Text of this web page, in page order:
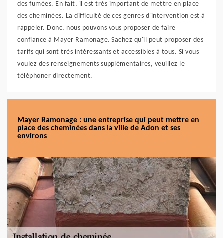
des fumées. En fait, il est très important de mettre en place
des cheminées. La difficulté de ces genres d'intervention est à
rappeler. Donc, nous pouvons vous proposer de faire
confiance à Mayer Ramonage. Sachez qu'il peut proposer des
tarifs qui sont très intéressants et accessibles à tous. Si vous
voulez des renseignements supplémentaires, veuillez le
téléphoner directement.
Mayer Ramonage : une entreprise qui peut mettre en
place des cheminées dans la ville de Adon et ses
environs